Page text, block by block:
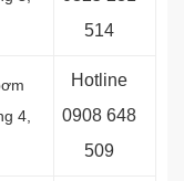
514
4,
Hotline
0908 648
509